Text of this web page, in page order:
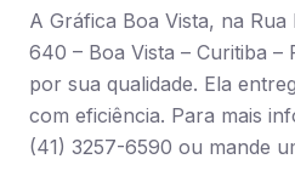
A Gráfica Boa Vista, na
640 – Boa Vista – Curitiba –
por sua qualidade. Ela
com eficiência. Para mais
(41) 3257-6590 ou mande